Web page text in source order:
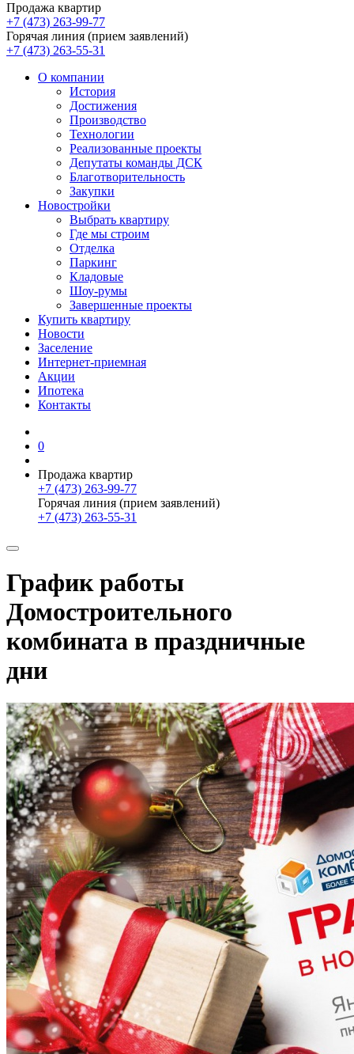
Продажа квартир
+7 (473) 263-99-77
Горячая линия (прием заявлений)
+7 (473) 263-55-31
О компании
История
Достижения
Производство
Технологии
Реализованные проекты
Депутаты команды ДСК
Благотворительность
Закупки
Новостройки
Выбрать квартиру
Где мы строим
Отделка
Паркинг
Кладовые
Шоу-румы
Завершенные проекты
Купить квартиру
Новости
Заселение
Интернет-приемная
Акции
Ипотека
Контакты
0
Продажа квартир
+7 (473) 263-99-77
Горячая линия (прием заявлений)
+7 (473) 263-55-31
График работы
Домостроительного
комбината в праздничные
дни